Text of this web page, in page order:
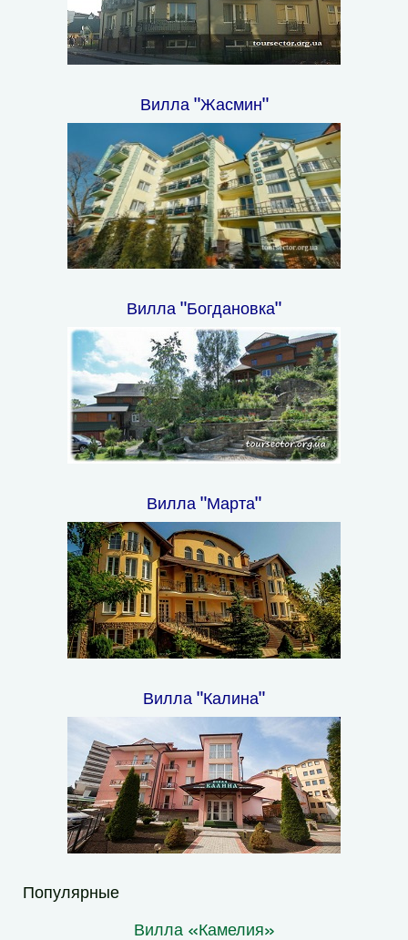
Вилла "Жасмин"
Вилла "Богдановка"
Вилла "Марта"
Вилла "Калина"
Популярные
Вилла «Камелия»